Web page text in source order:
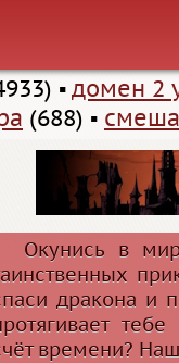
▪ домен 2
(688) ▪
Окунись в
дракона и
времени?